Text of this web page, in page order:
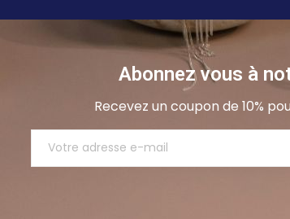
Abonnez vous à
Recevez un coupon de 10%